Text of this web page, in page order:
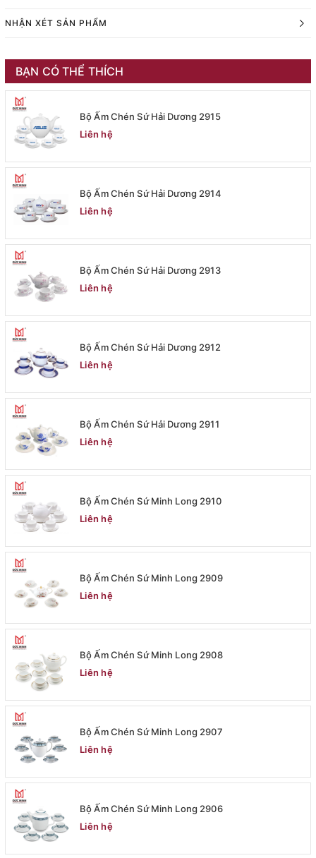
NHẬN XÉT SẢN PHẨM
BẠN CÓ THỂ THÍCH
Bộ Ấm Chén Sứ Hải Dương 2915
Liên hệ
Bộ Ấm Chén Sứ Hải Dương 2914
Liên hệ
Bộ Ấm Chén Sứ Hải Dương 2913
Liên hệ
Bộ Ấm Chén Sứ Hải Dương 2912
Liên hệ
Bộ Ấm Chén Sứ Hải Dương 2911
Liên hệ
Bộ Ấm Chén Sứ Minh Long 2910
Liên hệ
Bộ Ấm Chén Sứ Minh Long 2909
Liên hệ
Bộ Ấm Chén Sứ Minh Long 2908
Liên hệ
Bộ Ấm Chén Sứ Minh Long 2907
Liên hệ
Bộ Ấm Chén Sứ Minh Long 2906
Liên hệ